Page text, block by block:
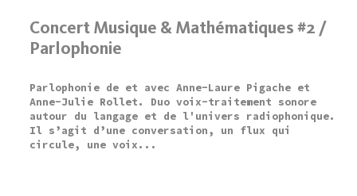
Concert Musique & Mathématiques #2 /
Parlophonie
Parlophonie de et avec Anne-Laure Pigache et
Anne-Julie Rollet. Duo voix-traitement sonore
autour du langage et de l'univers radiophonique.
Il s’agit d’une conversation, un flux qui
circule, une voix...